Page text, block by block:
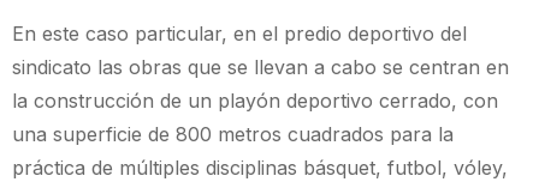
En este caso particular, en el predio deportivo del
sindicato las obras que se llevan a cabo se centran en
la construcción de un playón deportivo cerrado, con
una superficie de 800 metros cuadrados para la
práctica de múltiples disciplinas básquet, futbol, vóley,